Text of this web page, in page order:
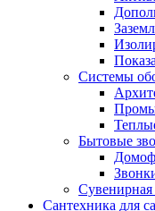
Системы
Бытовые
Сантехника для